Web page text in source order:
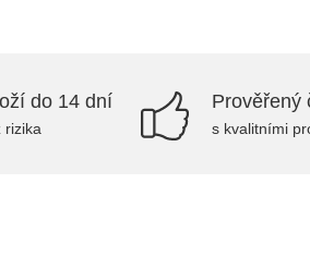
do 14 dní
rizika
Prověřený
s kvalitními